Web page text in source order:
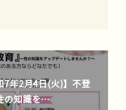
7年2月4日(火)】不登
の知識を…